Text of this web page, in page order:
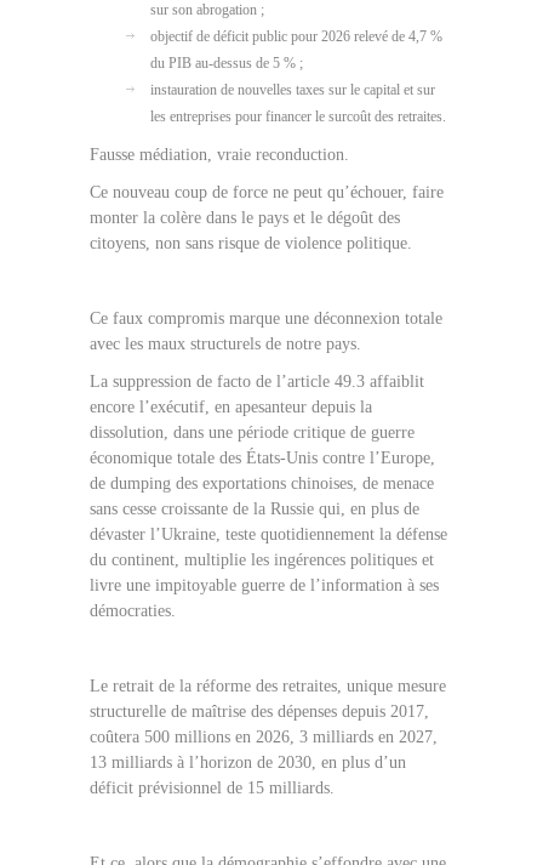
sur son abrogation ;
objectif de déficit public pour 2026 relevé de 4,7 %
du PIB au-dessus de 5 % ;
instauration de nouvelles taxes sur le capital et sur
les entreprises pour financer le surcoût des retraites.
Fausse médiation, vraie reconduction.
Ce nouveau coup de force ne peut qu’échouer, faire
monter la colère dans le pays et le dégoût des
citoyens, non sans risque de violence politique.
Ce faux compromis marque une déconnexion totale
avec les maux structurels de notre pays.
La suppression de facto de l’article 49.3 affaiblit
encore l’exécutif, en apesanteur depuis la
dissolution, dans une période critique de guerre
économique totale des États-Unis contre l’Europe,
de dumping des exportations chinoises, de menace
sans cesse croissante de la Russie qui, en plus de
dévaster l’Ukraine, teste quotidiennement la défense
du continent, multiplie les ingérences politiques et
livre une impitoyable guerre de l’information à ses
démocraties.
Le retrait de la réforme des retraites, unique mesure
structurelle de maîtrise des dépenses depuis 2017,
coûtera 500 millions en 2026, 3 milliards en 2027,
13 milliards à l’horizon de 2030, en plus d’un
déficit prévisionnel de 15 milliards.